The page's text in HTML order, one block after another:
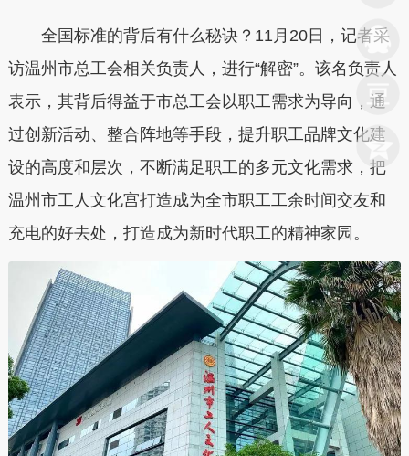
全国标准的背后有什么秘诀？11月20日，记者采
访温州市总工会相关负责人，进行“解密”。该名负责人
表示，其背后得益于市总工会以职工需求为导向，通
过创新活动、整合阵地等手段，提升职工品牌文化建
设的高度和层次，不断满足职工的多元文化需求，把
温州市工人文化宫打造成为全市职工工余时间交友和
充电的好去处，打造成为新时代职工的精神家园。